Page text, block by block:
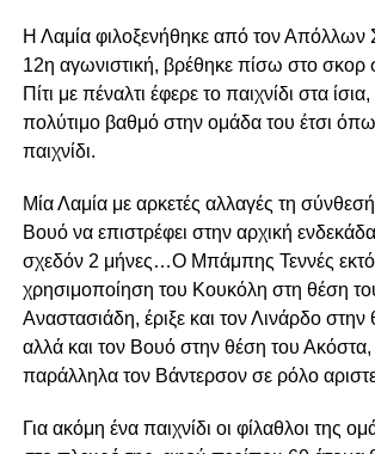
Η Λαμία φιλοξενήθηκε από τον Απόλλων
12η αγωνιστική, βρέθηκε πίσω στο σκορ
Πίτι με πέναλτι έφερε το παιχνίδι στα
πολύτιμο βαθμό στην ομάδα του έτσι
παιχνίδι.
Μία Λαμία με αρκετές αλλαγές τη σύνθεσή
Βουό να επιστρέφει στην αρχική
σχεδόν 2 μήνες…O Mπάμπης Τεννές
χρησιμοποίηση του Κουκόλη στη θέση
Αναστασιάδη, έριξε και τον Λινάρδο στην
αλλά και τον Βουό στην θέση του
παράλληλα τον Βάντερσον σε ρόλο
Για ακόμη ένα παιχνίδι οι φίλαθλοι της